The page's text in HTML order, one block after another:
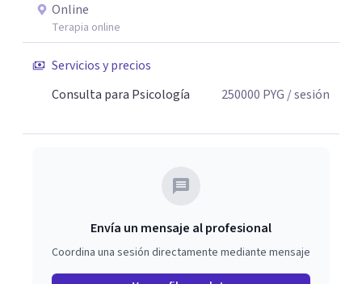
Online
Terapia online
Servicios y precios
Consulta para Psicología
250000 PYG / sesión
Envía un mensaje al profesional
Coordina una sesión directamente mediante mensaje